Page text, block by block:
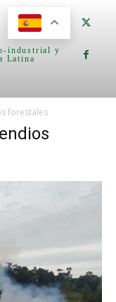
industrial y
Latina
forestales